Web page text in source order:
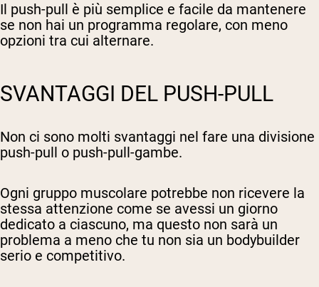
Il push-pull è più semplice e facile da mantenere
se non hai un programma regolare, con meno
opzioni tra cui alternare.
SVANTAGGI DEL PUSH-PULL
Non ci sono molti svantaggi nel fare una divisione
push-pull o push-pull-gambe.
Ogni gruppo muscolare potrebbe non ricevere la
stessa attenzione come se avessi un giorno
dedicato a ciascuno, ma questo non sarà un
problema a meno che tu non sia un bodybuilder
serio e competitivo.